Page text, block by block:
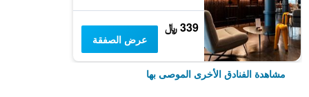
339 ﷼
عرض الصفقة
مشاهدة الفنادق الأخرى الموصى بها